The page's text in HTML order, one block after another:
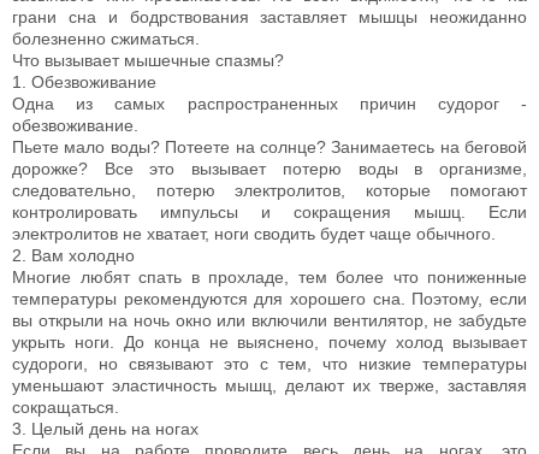
грани сна и бодрствования заставляет мышцы неожиданно
болезненно сжиматься.
Что вызывает мышечные спазмы?
1. Обезвоживание
Одна из самых распространенных причин судорог -
обезвоживание.
Пьете мало воды? Потеете на солнце? Занимаетесь на беговой
дорожке? Все это вызывает потерю воды в организме,
следовательно, потерю электролитов, которые помогают
контролировать импульсы и сокращения мышц. Если
электролитов не хватает, ноги сводить будет чаще обычного.
2. Вам холодно
Многие любят спать в прохладе, тем более что пониженные
температуры рекомендуются для хорошего сна. Поэтому, если
вы открыли на ночь окно или включили вентилятор, не забудьте
укрыть ноги. До конца не выяснено, почему холод вызывает
судороги, но связывают это с тем, что низкие температуры
уменьшают эластичность мышц, делают их тверже, заставляя
сокращаться.
3. Целый день на ногах
Если вы на работе проводите весь день на ногах, это